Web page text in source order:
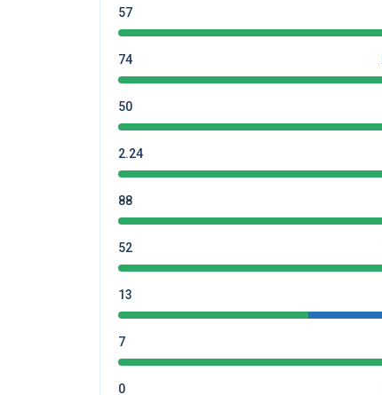
57
74
50
2.24
88
52
13
7
0